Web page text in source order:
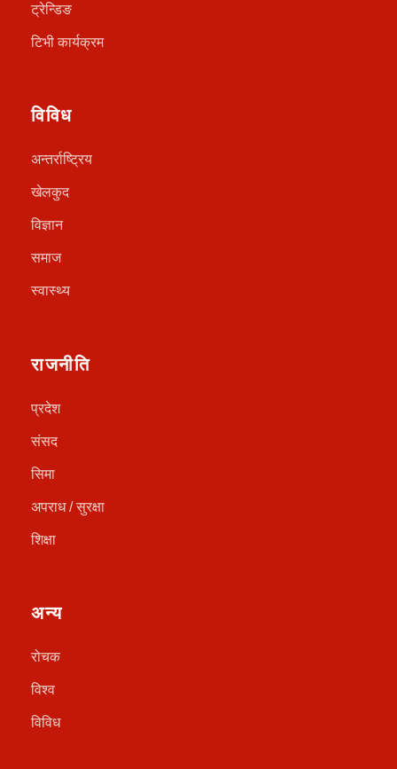
ट्रेन्डिङ
टिभी कार्यक्रम
विविध
अन्तर्राष्ट्रिय
खेलकुद
विज्ञान
समाज
स्वास्थ्य
राजनीति
प्रदेश
संसद
सिमा
अपराध / सुरक्षा
शिक्षा
अन्य
रोचक
विश्व
विविध